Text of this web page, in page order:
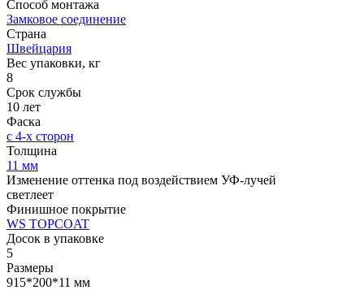
Способ монтажа
Замковое соединение
Страна
Швейцария
Вес упаковки, кг
8
Срок службы
10 лет
Фаска
с 4-х сторон
Толщина
11 мм
Изменение оттенка под воздействием УФ-лучей
светлеет
Финишное покрытие
WS TOPCOAT
Досок в упаковке
5
Размеры
915*200*11 мм